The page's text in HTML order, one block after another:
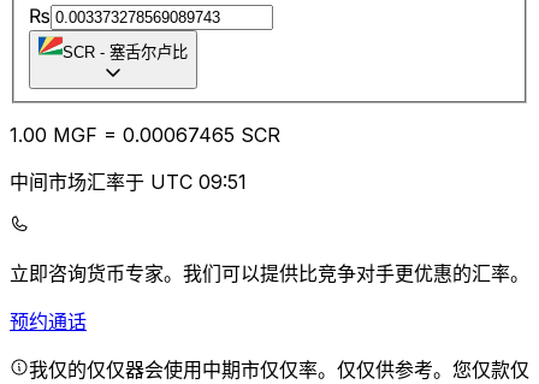
₨
SCR - 塞舌尔卢比
1.00 MGF = 0.00067465 SCR
中间市场汇率于 UTC 09:51
立即咨询货币专家。 我们可以提供比竞争对手更优惠的汇率。
预约通话
我仅的仅仅器会使用中期市仅仅率。仅仅供参考。您仅款仅